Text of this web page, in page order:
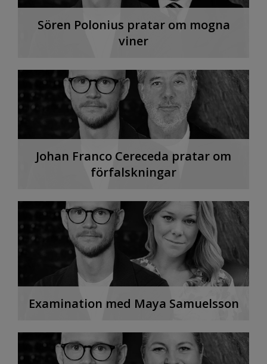
Sören Polonius pratar om mogna
viner
Johan Franco Cereceda pratar om
förfalskningar
Examination med Maya Samuelsson